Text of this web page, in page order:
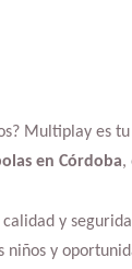
Multiplay es
en Córdoba,
y
y